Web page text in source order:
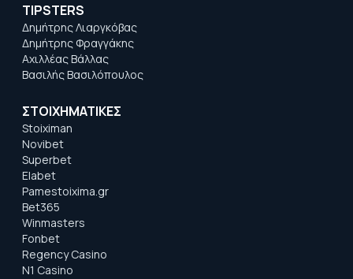
TIPSTERS
Δημήτρης Λιαργκόβας
Δημήτρης Φραγγάκης
Αχιλλέας Βάλλας
Βασιλής Βασιλόπουλος
ΣΤΟΙΧΗΜΑΤΙΚΕΣ
Stoiximan
Novibet
Superbet
Elabet
Pamestoixima.gr
Bet365
Winmasters
Fonbet
Regency Casino
N1 Casino